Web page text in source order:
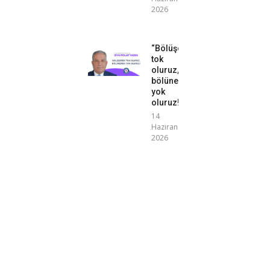
2026
“Bölüşerek
tok
oluruz,
bölünerek
yok
oluruz!”
14
Haziran
2026